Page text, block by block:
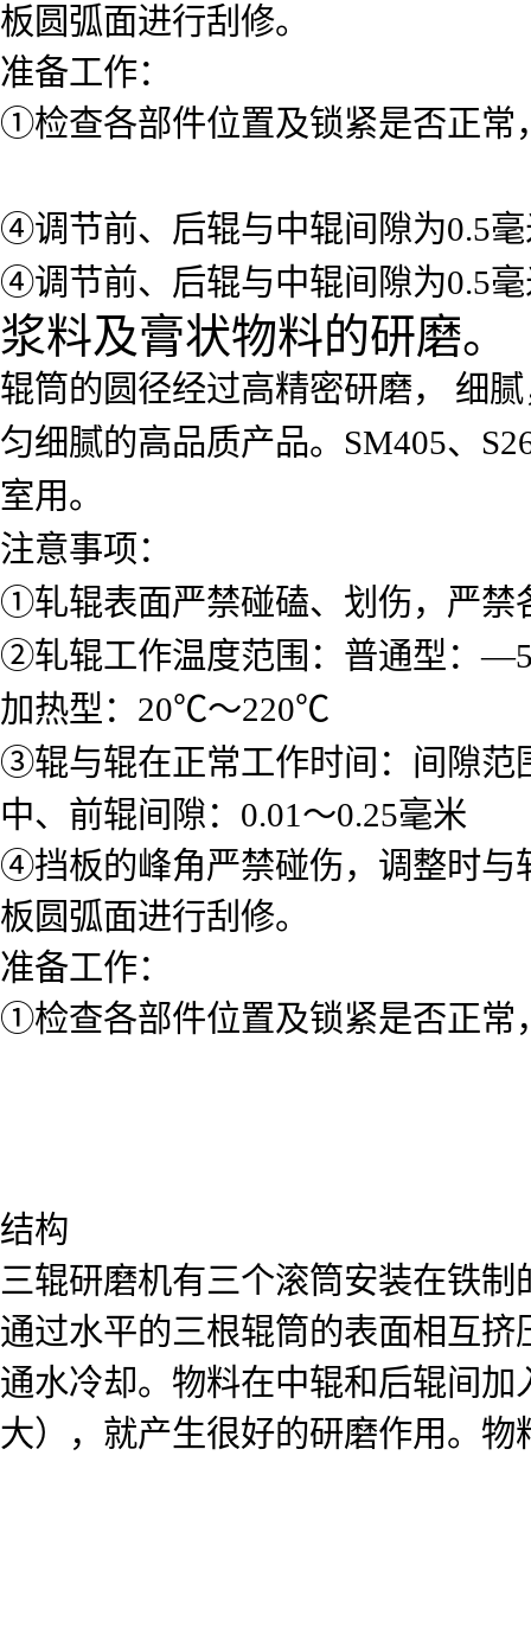
板圆弧面进行刮修。
准备工作：
①检查各部件位置及锁紧是否正常
④调节前、后辊与中辊间隙为0.5
④调节前、后辊与中辊间隙为0.5
浆料及膏状物料的研磨。
辊筒的圆径经过高精密研磨， 细
匀细腻的高品质产品。SM405、
室用。
注意事项：
①轧辊表面严禁碰磕、划伤，严禁
②轧辊工作温度范围：普通型：
加热型：20℃～220℃
③辊与辊在正常工作时间：间隙范
中、前辊间隙：0.01～0.25毫米
④挡板的峰角严禁碰伤，调整时与
板圆弧面进行刮修。
准备工作：
①检查各部件位置及锁紧是否正常
结构
三辊研磨机有三个滚筒安装在铁
通过水平的三根辊筒的表面相互
通水冷却。物料在中辊和后辊间
大），就产生很好的研磨作用。